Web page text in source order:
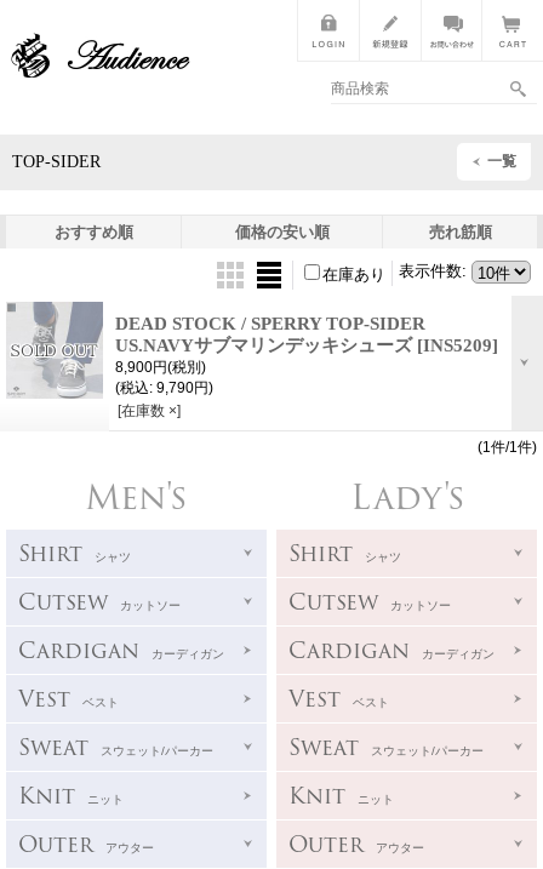
TOP-SIDER 一覧
おすすめ順 価格の安い順 売れ筋順
表示件数:
在庫あり
DEAD STOCK / SPERRY TOP-SIDER
US.NAVYサブマリンデッキシューズ [INS5209]
8,900円(税別)
(税込: 9,790円)
[在庫数 ×]
(1件/1件)
Men's
Shirt シャツ
Cutsew カットソー
Cardigan カーディガン
Vest ベスト
Sweat スウェット/パーカー
Knit ニット
Outer アウター
Lady's
Shirt シャツ
Cutsew カットソー
Cardigan カーディガン
Vest ベスト
Sweat スウェット/パーカー
Knit ニット
Outer アウター